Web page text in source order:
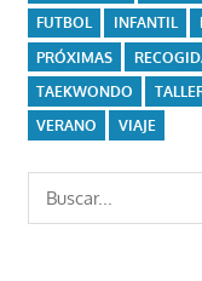
FUTBOL
INFANTIL
PRÓXIMAS
TAEKWONDO
VERANO
VIAJE
Buscar: